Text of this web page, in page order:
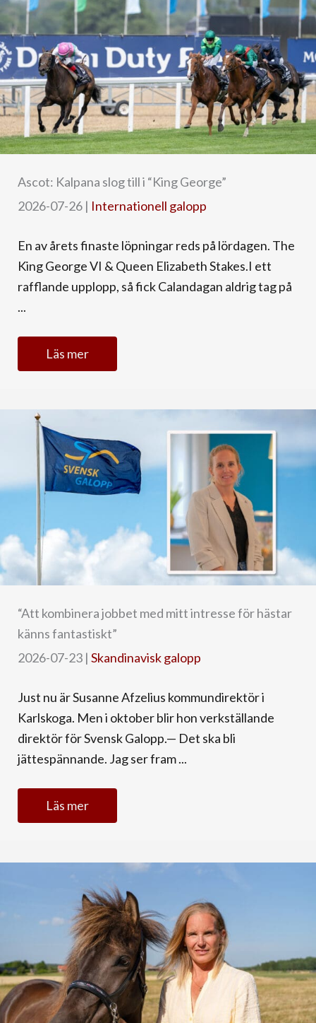
Ascot: Kalpana slog till i “King George”
2026-07-26 | Internationell galopp
En av årets finaste löpningar reds på lördagen. The
King George VI & Queen Elizabeth Stakes.I ett
rafflande upplopp, så fick Calandagan aldrig tag på
...
Läs mer
“Att kombinera jobbet med mitt intresse för hästar
känns fantastiskt”
2026-07-23 | Skandinavisk galopp
Just nu är Susanne Afzelius kommundirektör i
Karlskoga. Men i oktober blir hon verkställande
direktör för Svensk Galopp.— Det ska bli
jättespännande. Jag ser fram ...
Läs mer